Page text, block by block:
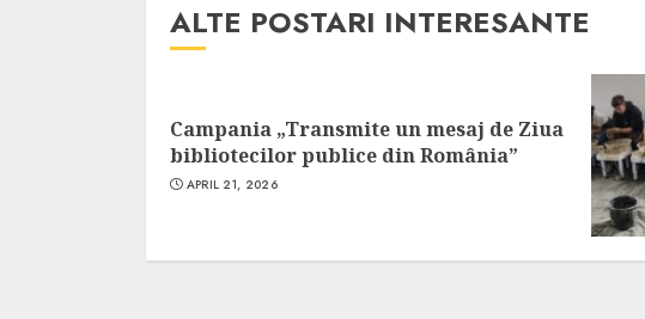
ALTE POSTARI INTERESANTE
Campania „Transmite un mesaj de Ziua
bibliotecilor publice din România”
APRIL 21, 2026